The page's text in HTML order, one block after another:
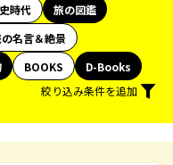
時代
旅の図鑑
名言＆絶景
BOOKS
D-Books
絞り込み条件を追加